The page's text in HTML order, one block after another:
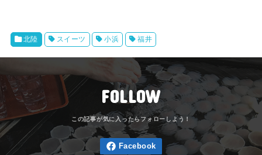
北陸 スイーツ 小浜 福井
FOLLOW